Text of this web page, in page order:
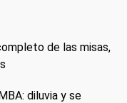
de las misas,
diluvia y se